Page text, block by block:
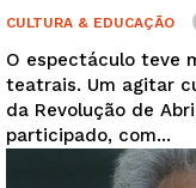
CULTURA & EDUCAÇÃO
O espectáculo teve
teatrais. Um agitar
da Revolução de Abril. “Um concerto
participado, com...